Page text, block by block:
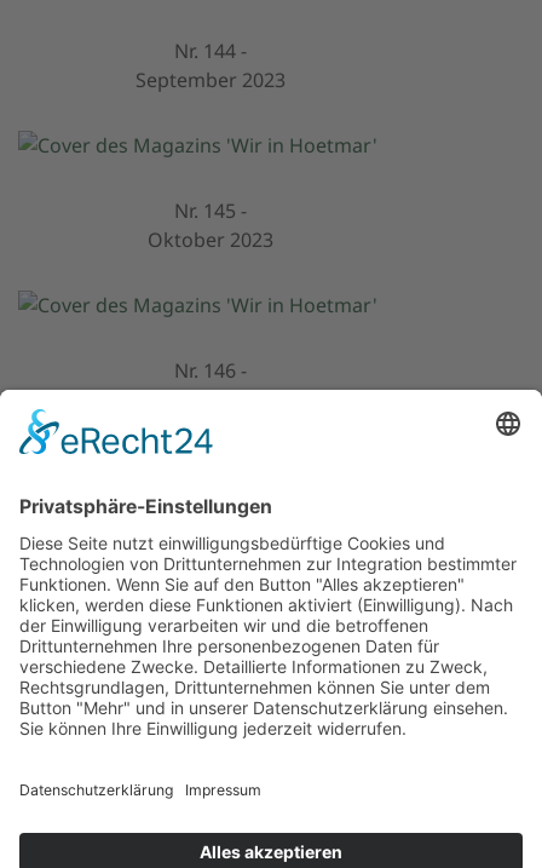
Nr. 144 -
September 2023
Nr. 145 -
Oktober 2023
Nr. 146 -
Nr. 147 -
Dezember 2023